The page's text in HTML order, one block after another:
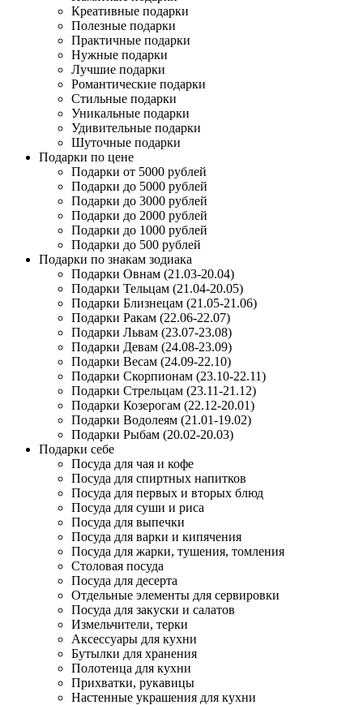
Креативные подарки
Полезные подарки
Практичные подарки
Нужные подарки
Лучшие подарки
Романтические подарки
Стильные подарки
Уникальные подарки
Удивительные подарки
Шуточные подарки
Подарки по цене
Подарки от 5000 рублей
Подарки до 5000 рублей
Подарки до 3000 рублей
Подарки до 2000 рублей
Подарки до 1000 рублей
Подарки до 500 рублей
Подарки по знакам зодиака
Подарки Овнам (21.03-20.04)
Подарки Тельцам (21.04-20.05)
Подарки Близнецам (21.05-21.06)
Подарки Ракам (22.06-22.07)
Подарки Львам (23.07-23.08)
Подарки Девам (24.08-23.09)
Подарки Весам (24.09-22.10)
Подарки Скорпионам (23.10-22.11)
Подарки Стрельцам (23.11-21.12)
Подарки Козерогам (22.12-20.01)
Подарки Водолеям (21.01-19.02)
Подарки Рыбам (20.02-20.03)
Подарки себе
Посуда для чая и кофе
Посуда для спиртных напитков
Посуда для первых и вторых блюд
Посуда для суши и риса
Посуда для выпечки
Посуда для варки и кипячения
Посуда для жарки, тушения, томления
Столовая посуда
Посуда для десерта
Отдельные элементы для сервировки
Посуда для закуски и салатов
Измельчители, терки
Аксессуары для кухни
Бутылки для хранения
Полотенца для кухни
Прихватки, рукавицы
Настенные украшения для кухни